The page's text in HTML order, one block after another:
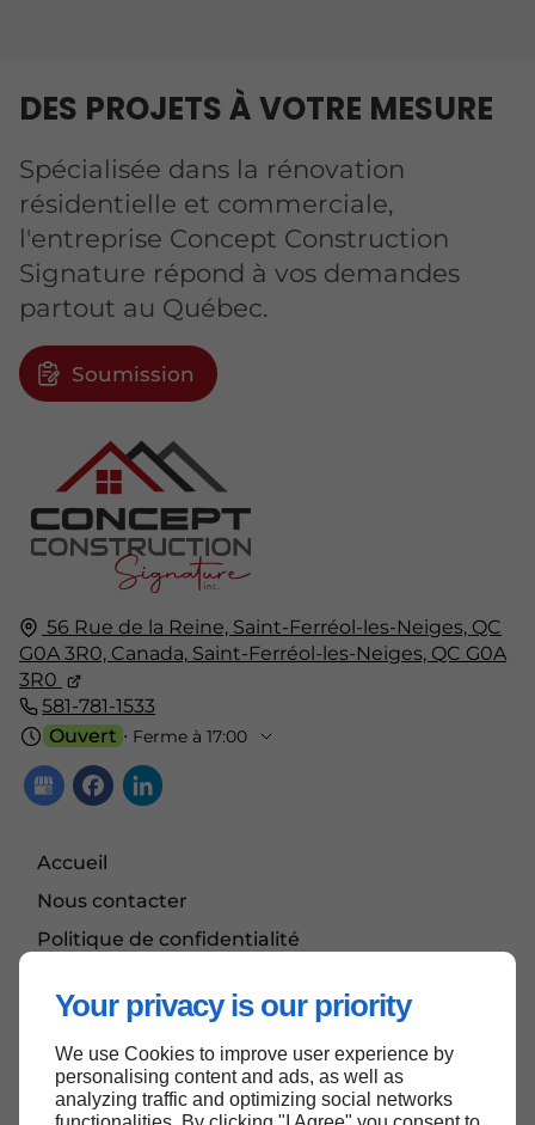
Your privacy is our priority
We use Cookies to improve user experience by
personalising content and ads, as well as
analyzing traffic and optimizing social networks
56 Rue de la Reine, Saint-Ferréol-les-Neiges, QC
G0A 3R0, Canada, Saint-Ferréol-les-Neiges, QC G0A
3R0
581-781-1533
Ouvert ⋅ Ferme à 17:00
Accueil
Nous contacter
Politique de confidentialité
DES PROJETS À VOTRE MESURE
Spécialisée dans la rénovation
résidentielle et commerciale,
l'entreprise Concept Construction
Signature répond à vos demandes
partout au Québec.
Soumission
Haut de page